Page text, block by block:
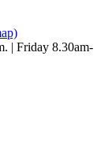
| Friday 8.30am-